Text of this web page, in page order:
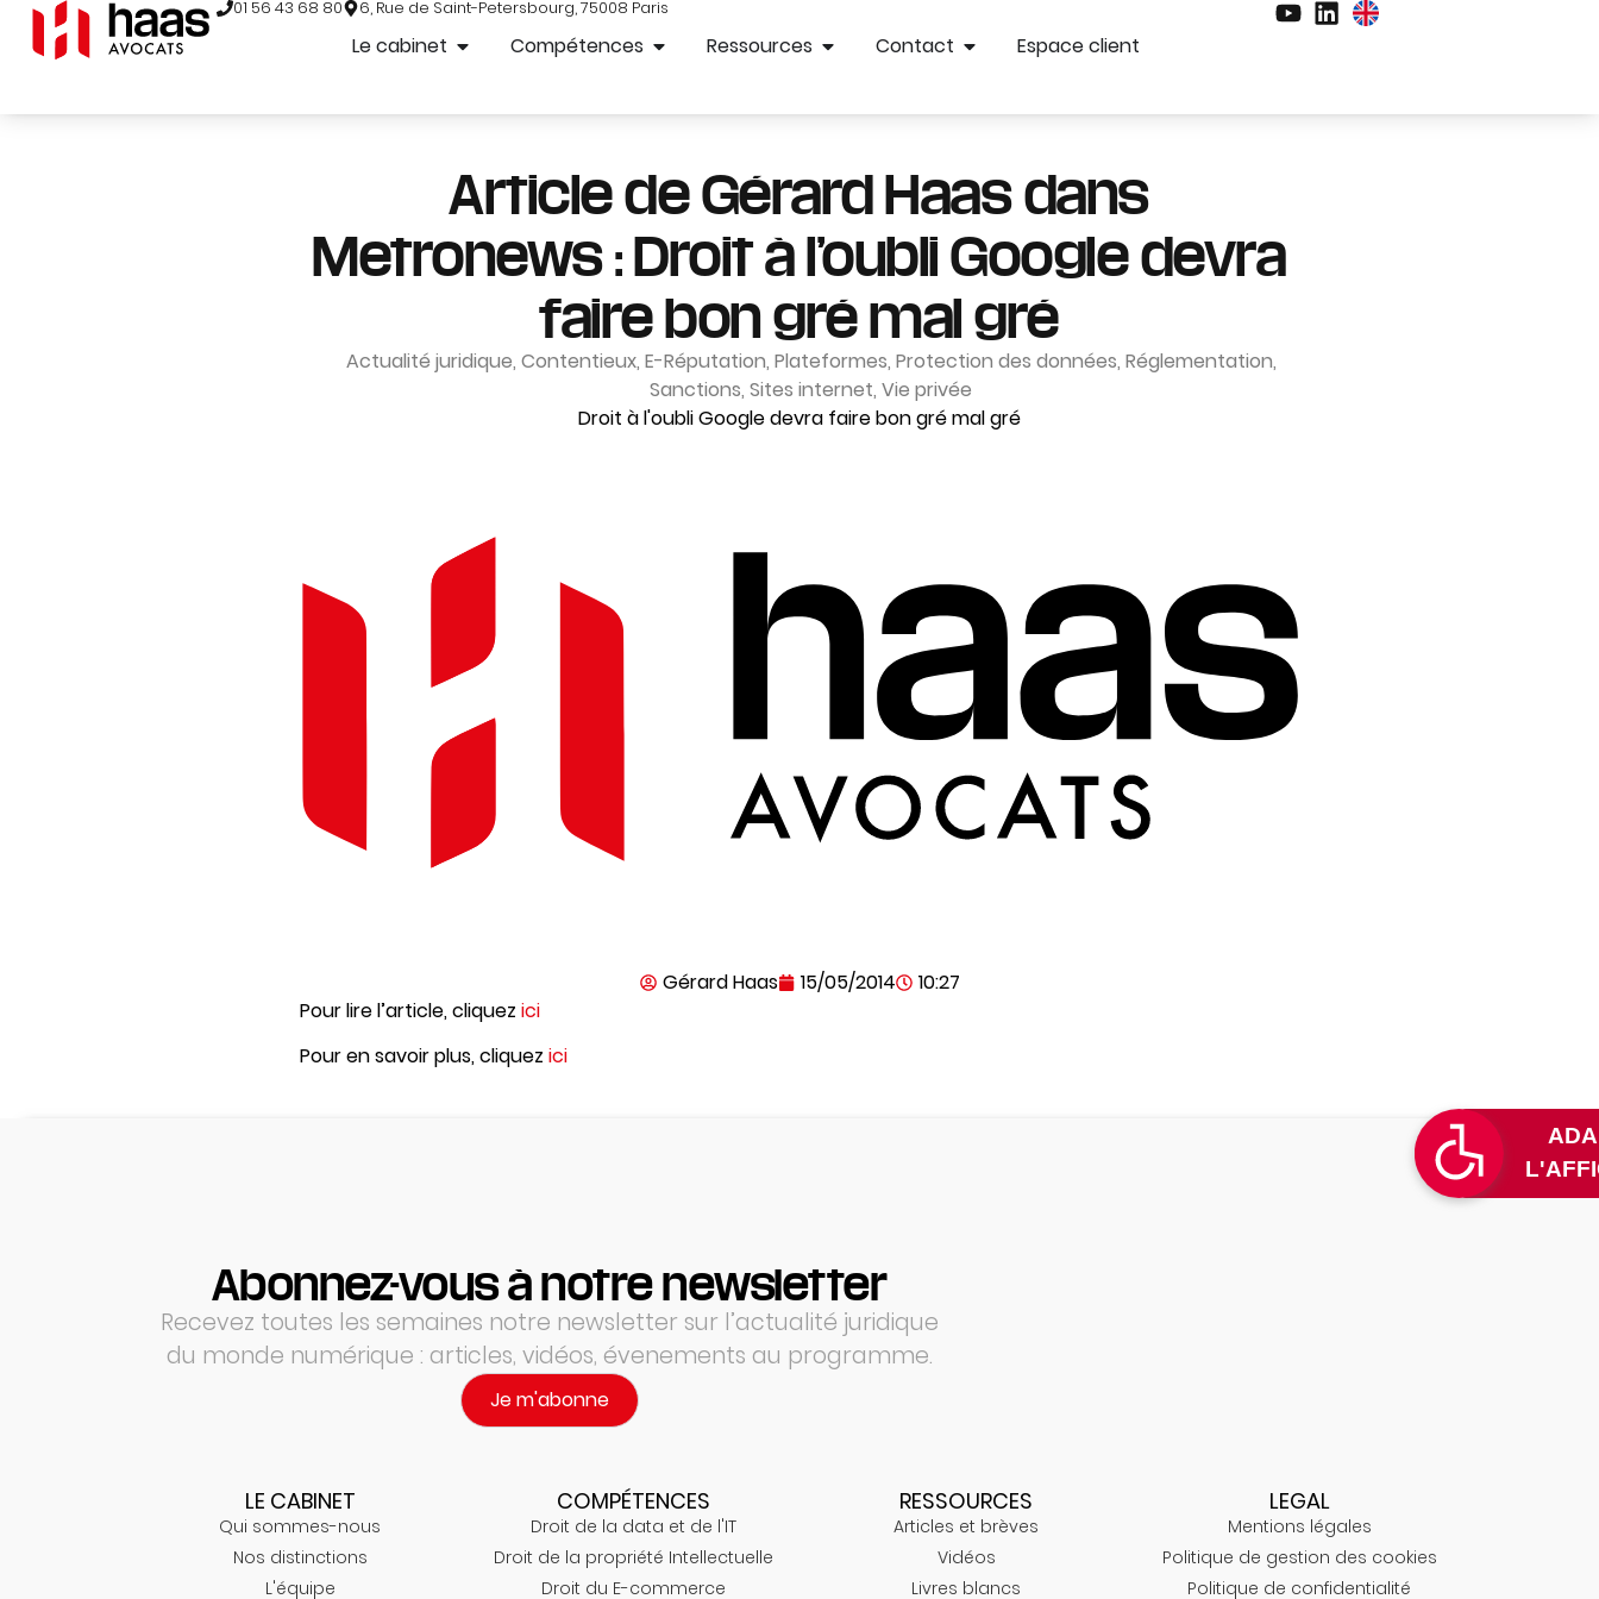
01 56 43 68 80 6, Rue de Saint-Petersbourg, 75008 Paris
Le cabinet Compétences Ressources Contact Espace client
Article de Gérard Haas dans
Metronews : Droit à l’oubli Google devra
faire bon gré mal gré
Actualité juridique, Contentieux, E-Réputation, Plateformes, Protection des données, Réglementation,
Sanctions, Sites internet, Vie privée
Droit à l'oubli Google devra faire bon gré mal gré
Gérard Haas 15/05/2014
10:27
Pour lire l’article, cliquez ici
Pour en savoir plus, cliquez ici
Abonnez-vous à notre newsletter
Recevez toutes les semaines notre newsletter sur l’actualité juridique
du monde numérique : articles, vidéos, évenements au programme.
Je m'abonne
LE CABINET
Qui sommes-nous
Nos distinctions
L'équipe
COMPÉTENCES
Droit de la data et de l'IT
Droit de la propriété Intellectuelle
Droit du E-commerce
RESSOURCES
Articles et brèves
Vidéos
Livres blancs
LEGAL
Mentions légales
Politique de gestion des cookies
Politique de confidentialité